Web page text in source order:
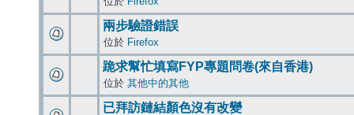
兩步驗證錯誤
位於 Firefox
跪求幫忙填寫FYP專題問卷(來自香港)
位於 其他中的其他
已拜訪鏈結顏色沒有改變